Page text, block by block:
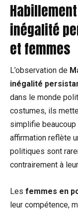
inégalité
et femmes
L’observation de
inégalité
dans le monde
costumes, ils
simplifie
affirmation reflète
politiques sont
contrairement à
Les femmes en
leur compétence,